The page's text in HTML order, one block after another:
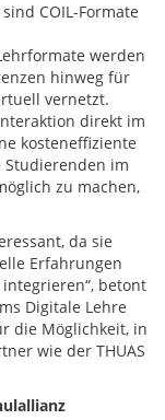
COIL-Formate
werden
hinweg für
vernetzt.
direkt im
kosteneffiziente
im
zu machen,
da sie
Erfahrungen
betont
Digitale Lehre
die Möglichkeit, in
wie der THUAS